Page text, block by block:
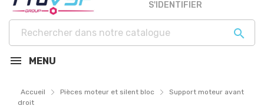

S'IDENTIFIER
MENU
Accueil Pièces moteur et silent bloc
Support moteur avant
droit